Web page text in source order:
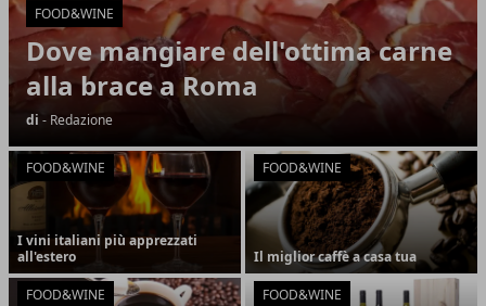
FOOD&WINE
Dove mangiare dell'ottima carne
alla brace a Roma
di - Redazione
FOOD&WINE
I vini italiani più apprezzati
all'estero
FOOD&WINE
Il miglior caffè a casa tua
FOOD&WINE FOOD&WINE